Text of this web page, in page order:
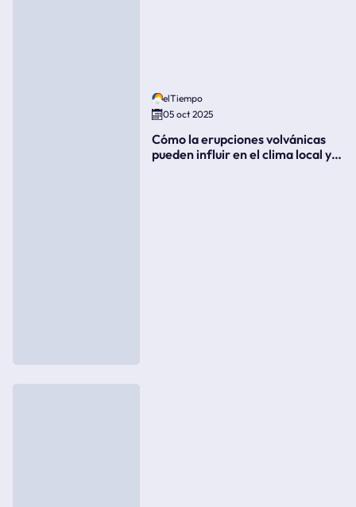
elTiempo
05 oct 2025
Cómo la erupciones volvánicas
pueden influir en el clima local y